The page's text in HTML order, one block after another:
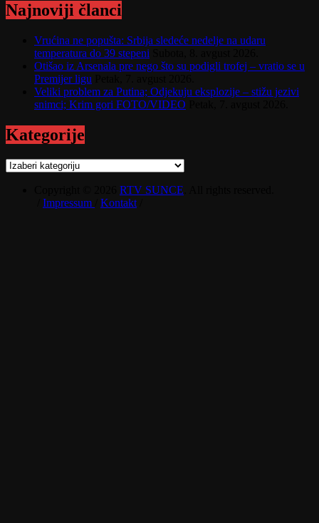
Najnoviji članci
Vrućina ne popušta: Srbija sledeće nedelje na udaru
temperatura do 39 stepeni
Otišao iz Arsenala pre nego što su podigli trofej – vratio se u
Premijer ligu
Veliki problem za Putina; Odjekuju eksplozije – stižu jezivi
snimci; Krim gori FOTO/VIDEO
Kategorije
Kategorije
RTV SUNCE
Impressum Kontakt